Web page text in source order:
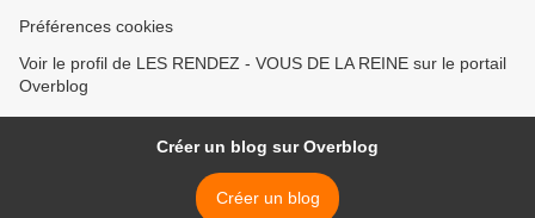
Préférences cookies
Voir le profil de LES RENDEZ - VOUS DE LA REINE sur le portail
Overblog
Créer un blog sur Overblog
Créer un blog